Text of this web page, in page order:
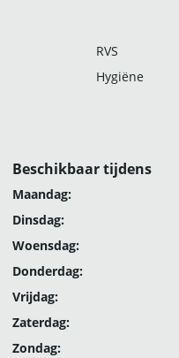
RVS
Hygiëne
Beschikbaar tijdens
Maandag:
Dinsdag:
Woensdag:
Donderdag:
Vrijdag:
Zaterdag:
Zondag: